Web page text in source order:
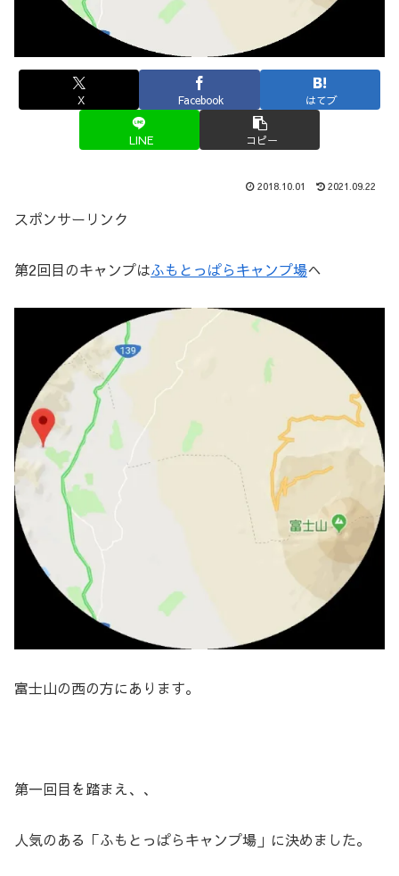
X Facebook はてブ
LINE コピー
2018.10.01 2021.09.22
スポンサーリンク
第2回目のキャンプはふもとっぱらキャンプ場へ
富士山の西の方にあります。
第一回目を踏まえ、、
人気のある「ふもとっぱらキャンプ場」に決めました。